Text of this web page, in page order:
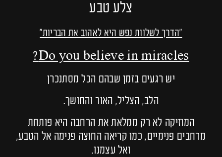
צלע טבע
״הדרך לשלוות נפש היא לאהוב את הבריות״
Do you believe in miracles?
יש רגעים בזמן שבהם הכל מסתנכרן
הלב, הצליל, האור והחושך.
המוזיקה לא רק ממלאת את הרחבה היא פותחת
מרחבים פנימיים, כמו קריאה החוצה פנימה אל הטבע,
ואל עצמנו.